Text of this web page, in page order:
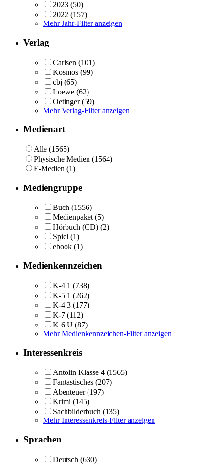
2023 (50)
2022 (157)
Mehr Jahr-Filter anzeigen
Verlag
Carlsen (101)
Kosmos (99)
cbj (65)
Loewe (62)
Oetinger (59)
Mehr Verlag-Filter anzeigen
Medienart
Alle (1565)
Physische Medien (1564)
E-Medien (1)
Mediengruppe
Buch (1556)
Medienpaket(5)
Hörbuch (CD) (2)
Spiel (1)
ebook (1)
Medienkennzeichen
K-4.1 (738)
K-5.1 (262)
K-4.3 (177)
K-7 (112)
K-6.U (87)
Mehr Medienkennzeichen-Filter anzeigen
Interessenkreis
Antolin Klasse 4 (1565)
Fantastisches (207)
Abenteuer (197)
Krimi (145)
Sachbilderbuch (135)
Mehr Interessenkreis-Filter anzeigen
Sprachen
Deutsch (630)